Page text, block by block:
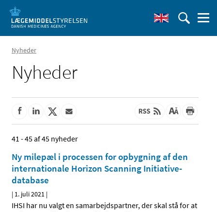
Nyheder
Nyheder
41 - 45 af 45 nyheder
Ny milepæl i processen for opbygning af den
internationale Horizon Scanning Initiative-
database
| 1. juli 2021 |
IHSI har nu valgt en samarbejdspartner, der skal stå for at